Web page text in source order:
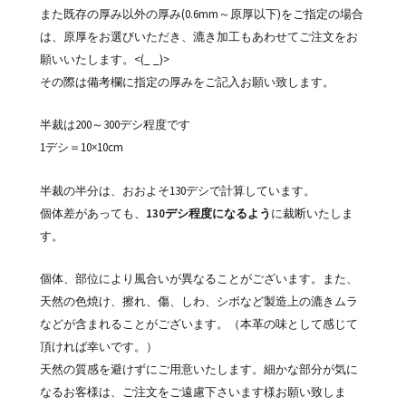
また既存の厚み以外の厚み(0.6mm～原厚以下)をご指定の場合
は、原厚をお選びいただき、漉き加工もあわせてご注文をお
願いいたします。<(_ _)>
その際は備考欄に指定の厚みをご記入お願い致します。
半裁は200～300デシ程度です
1デシ＝10×10cm
半裁の半分は、おおよそ130デシで計算しています。
個体差があっても、 130デシ程度になるよう に裁断いたしま
す。
個体、部位により風合いが異なることがございます。また、
天然の色焼け、擦れ、傷、しわ、シボなど製造上の漉きムラ
などが含まれることがございます。（本革の味として感じて
頂ければ幸いです。）
天然の質感を避けずにご用意いたします。細かな部分が気に
なるお客様は、ご注文をご遠慮下さいます様お願い致しま